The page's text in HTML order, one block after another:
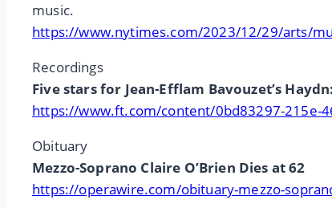
music.
https://www.nytimes.com/2023/12/29/arts/
Recordings
Five stars for Jean-Efflam Bavouzet’s
https://www.ft.com/content/0bd83297-215e-
Obituary
Mezzo-Soprano Claire O’Brien Dies at 62
https://operawire.com/obituary-mezzo-